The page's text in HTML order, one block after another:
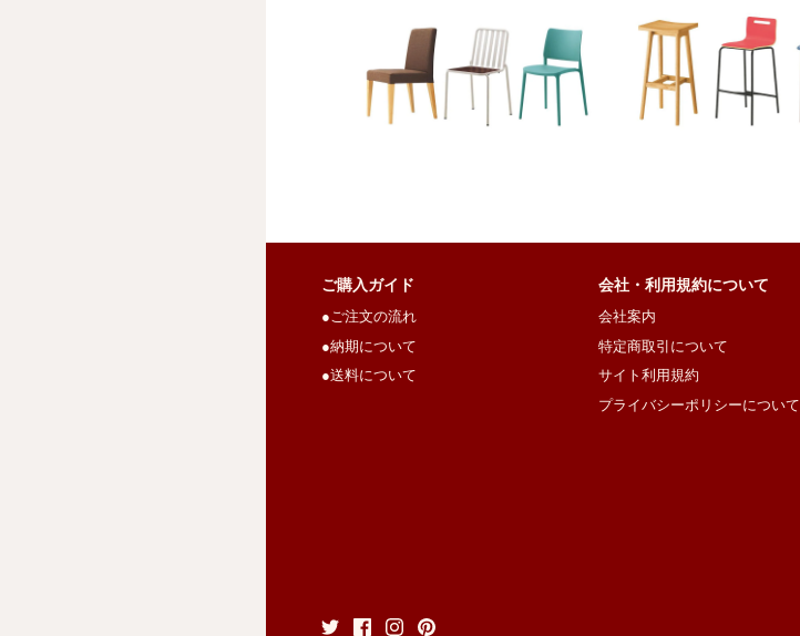
ご購入ガイド
●ご注文の流れ
●納期について
●送料について
会社・利用規約について
会社案内
特定商取引について
サイト利用規約
プライバシーポリシーについて